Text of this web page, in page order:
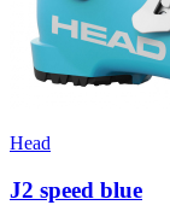
Head
J2 speed blue